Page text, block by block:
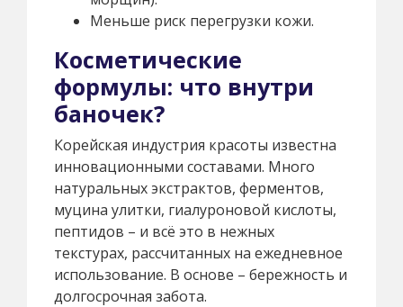
Меньше риск перегрузки кожи.
Косметические
формулы: что внутри
баночек?
Корейская индустрия красоты известна
инновационными составами. Много
натуральных экстрактов, ферментов,
муцина улитки, гиалуроновой кислоты,
пептидов – и всё это в нежных
текстурах, рассчитанных на ежедневное
использование. В основе – бережность и
долгосрочная забота.